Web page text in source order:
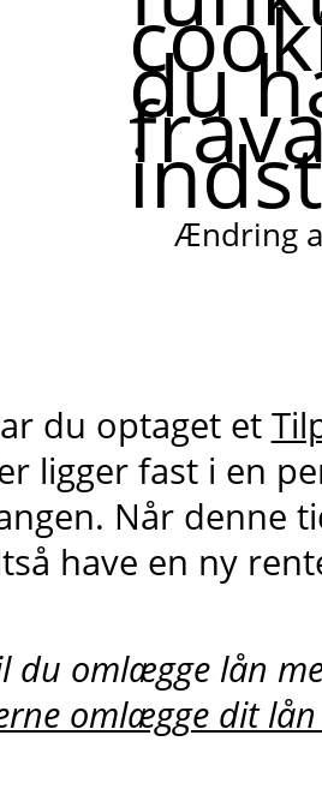
du
Ændring
du optaget et
ligger fast i en
Når denne
have en ny
du omlægge lån
omlægge dit